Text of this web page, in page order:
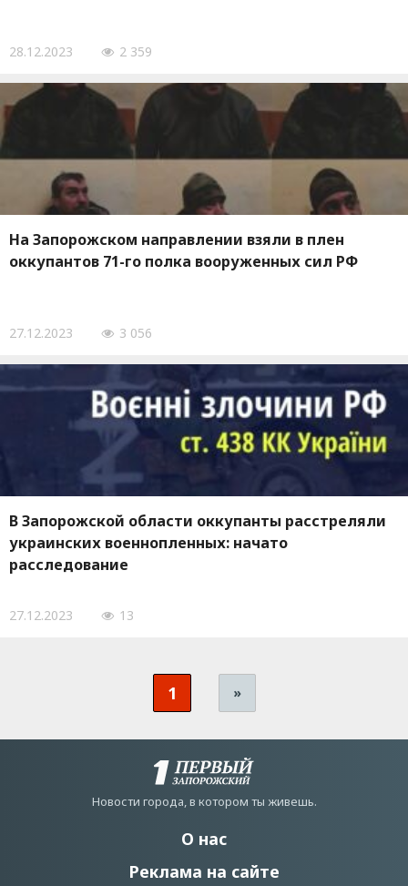
28.12.2023 2 359
На Запорожском направлении взяли в плен
оккупантов 71-го полка вооруженных сил РФ
27.12.2023 3 056
В Запорожской области оккупанты расстреляли
украинских военнопленных: начато
расследование
27.12.2023 13
1 »
Новости города, в котором ты живешь.
О нас
Реклама на сайте